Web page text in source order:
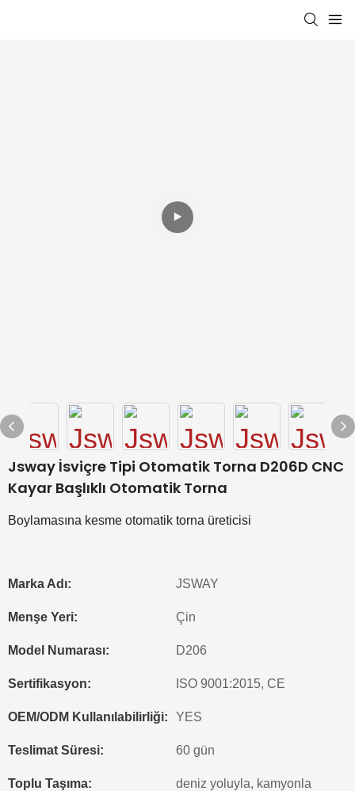
Jsway İsviçre Tipi Otomatik Torna D206D CNC
Kayar Başlıklı Otomatik Torna
Boylamasına kesme otomatik torna üreticisi
Marka Adı: JSWAY
Menşe Yeri: Çin
Model Numarası: D206
Sertifikasyon: ISO 9001:2015, CE
OEM/ODM Kullanılabilirliği: YES
Teslimat Süresi: 60 gün
Toplu Taşıma: deniz yoluyla, kamyonla